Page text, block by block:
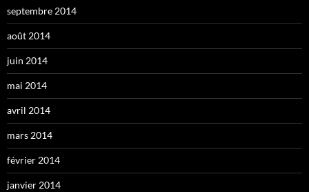
septembre 2014
août 2014
juin 2014
mai 2014
avril 2014
mars 2014
février 2014
janvier 2014